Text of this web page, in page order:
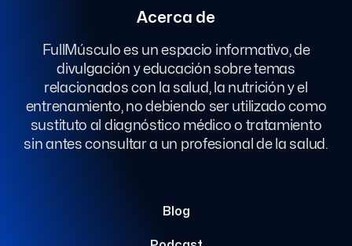
Acerca de
FullMúsculo es un espacio informativo, de
divulgación y educación sobre temas
relacionados con la salud, la nutrición y el
entrenamiento, no debiendo ser utilizado como
sustituto al diagnóstico médico o tratamiento
sin antes consultar a un profesional de la salud.
Blog